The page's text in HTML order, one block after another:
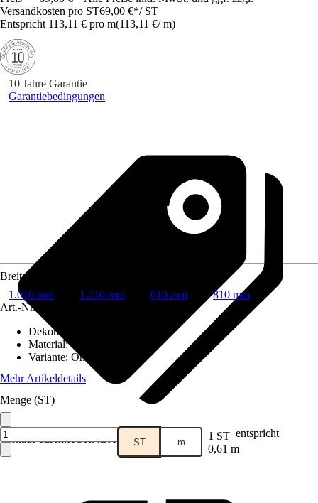
Versandkosten pro ST69,00 €*/ ST
Entspricht 113,11 € pro m(113,11 €/ m)
10 Jahre Garantie
Garantiebedingungen
Verkauf durch:HORNBACH
Breite
1.010 mm
1.210 mm 610 mm
810 mm
Art.-Nr.
Dekoroptik
Material:MDF
Variante: Ohne Ausschnitt
Mehr Artikeldetails
Menge (ST)
ST m 1 ST entspricht
0,61 m